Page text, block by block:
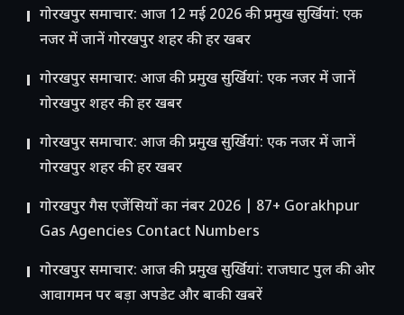
गोरखपुर समाचार: आज 12 मई 2026 की प्रमुख सुर्खियां: एक
नजर में जानें गोरखपुर शहर की हर खबर
गोरखपुर समाचार: आज की प्रमुख सुर्खियां: एक नजर में जानें
गोरखपुर शहर की हर खबर
गोरखपुर समाचार: आज की प्रमुख सुर्खियां: एक नजर में जानें
गोरखपुर शहर की हर खबर
गोरखपुर गैस एजेंसियों का नंबर 2026 | 87+ Gorakhpur
Gas Agencies Contact Numbers
गोरखपुर समाचार: आज की प्रमुख सुर्खियां: राजघाट पुल की ओर
आवागमन पर बड़ा अपडेट और बाकी खबरें